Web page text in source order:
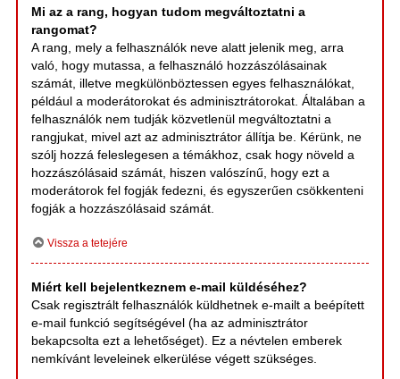
Mi az a rang, hogyan tudom megváltoztatni a
rangomat?
A rang, mely a felhasználók neve alatt jelenik meg, arra
való, hogy mutassa, a felhasználó hozzászólásainak
számát, illetve megkülönböztessen egyes felhasználókat,
például a moderátorokat és adminisztrátorokat. Általában a
felhasználók nem tudják közvetlenül megváltoztatni a
rangjukat, mivel azt az adminisztrátor állítja be. Kérünk, ne
szólj hozzá feleslegesen a témákhoz, csak hogy növeld a
hozzászólásaid számát, hiszen valószínű, hogy ezt a
moderátorok fel fogják fedezni, és egyszerűen csökkenteni
fogják a hozzászólásaid számát.
Vissza a tetejére
Miért kell bejelentkeznem e-mail küldéséhez?
Csak regisztrált felhasználók küldhetnek e-mailt a beépített
e-mail funkció segítségével (ha az adminisztrátor
bekapcsolta ezt a lehetőséget). Ez a névtelen emberek
nemkívánt leveleinek elkerülése végett szükséges.